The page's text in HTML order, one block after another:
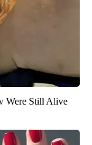
Were Still Alive